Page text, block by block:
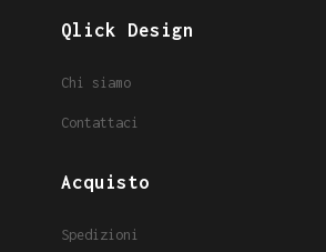
Qlick Design
Chi siamo
Contattaci
Acquisto
Spedizioni